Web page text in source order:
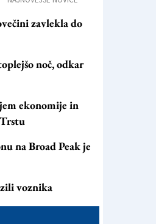
zavlekla do
noč, odkar
ekonomije in
na Broad Peak je
voznika